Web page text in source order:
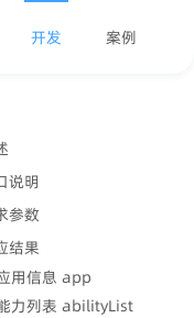
开发 案例
说明
参数
结果
用信息 app
力列表 abilityList